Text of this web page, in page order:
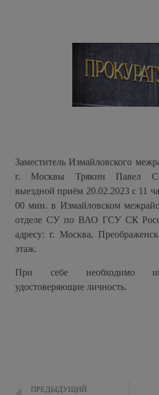
Заместитель Измайловского
г. Москвы Трякин Павел
выездной приём 20.02.2023 с 11
00 мин. в Измайловском
отделе СУ по ВАО ГСУ СК
адресу: г. Москва,
этаж.
При себе необходимо
удостоверяющие личность.
ПРЕДЫДУЩИЙ